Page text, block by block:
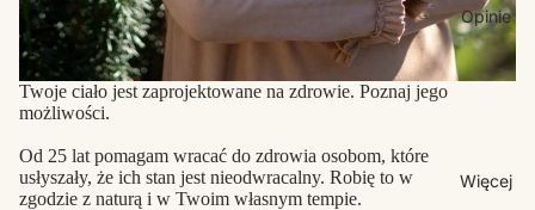
Opinie
Więcej
Twoje ciało jest zaprojektowane na zdrowie. Poznaj jego
możliwości.
Od 25 lat pomagam wracać do zdrowia osobom, które
usłyszały, że ich stan jest nieodwracalny. Robię to w
zgodzie z naturą i w Twoim własnym tempie.